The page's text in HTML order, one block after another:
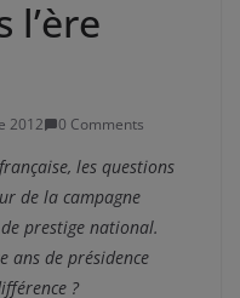
l’ère
2012 0 Comments
les questions
de la campagne
prestige national.
ans de présidence
?